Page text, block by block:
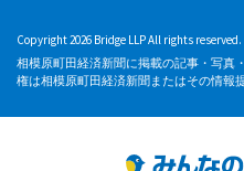
Copyright 2026 Bridge LLP All rights reserved.
相模原町田経済新聞に掲載の記事・写真
権は相模原町田経済新聞またはその情報